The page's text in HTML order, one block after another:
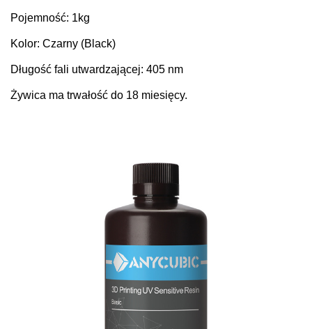
Pojemność: 1kg
Kolor: Czarny (Black)
Długość fali utwardzającej: 405 nm
Żywica ma trwałość do 18 miesięcy.